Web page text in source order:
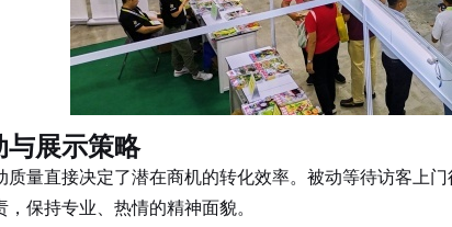
与展示策略
直接决定了潜在商机的转化效率。被动等待访客上门
保持专业、热情的精神面貌。